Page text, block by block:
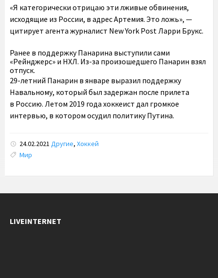
«Я категорически отрицаю эти лживые обвинения,
исходящие из России, в адрес Артемия. Это ложь», —
цитирует агента журналист New York Post Ларри Брукс.
Ранее в поддержку Панарина выступили сами
«Рейнджерс» и НХЛ. Из-за произошедшего Панарин взял
отпуск.
29-летний Панарин в январе выразил поддержку
Навальному, который был задержан после прилета
в Россию. Летом 2019 года хоккеист дал громкое
интервью, в котором осудил политику Путина.
24.02.2021 Другие, Хоккей
Tags:
Мир
LIVEINTERNET